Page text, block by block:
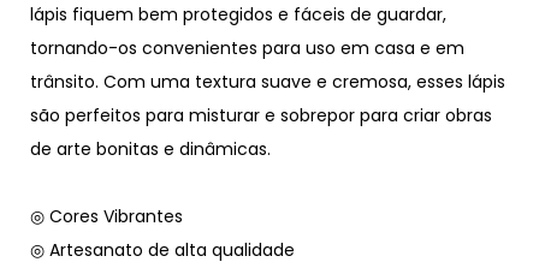
lápis fiquem bem protegidos e fáceis de guardar,
tornando-os convenientes para uso em casa e em
trânsito. Com uma textura suave e cremosa, esses lápis
são perfeitos para misturar e sobrepor para criar obras
de arte bonitas e dinâmicas.
◎ Cores Vibrantes
◎ Artesanato de alta qualidade